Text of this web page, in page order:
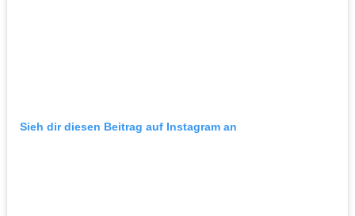
Sieh dir diesen Beitrag auf Instagram an